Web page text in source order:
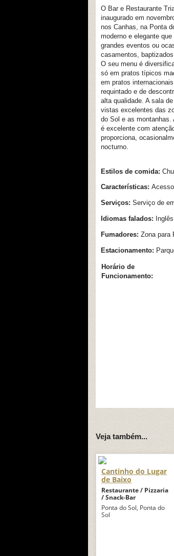
O Bar e Restaurante
inaugurado em
nos Canhas, na Ponta
moderno e elegante
grandes eventos ou
casamentos,
O seu menu é
só em pratos típicos
em pratos
requintado e de
alta qualidade. A sala
vistas excelentes das
do Sol e as montanhas.
é excelente com
proporciona,
nocturno.
Estilos de comida:
Características:
Serviços: Serviço de
Idiomas falados:
Fumadores: Zona para
Estacionamento:
Horário de
Funcionamento:
Veja também...
Cantinho do Lugar
de Baixo
Restaurante / Pizzaria
/ Snack-Bar
Ponta do Sol, Ponta do
Sol